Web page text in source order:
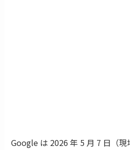
Google は 2026 年 5 月 7 日（